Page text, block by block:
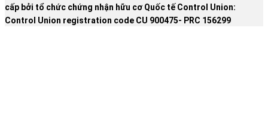
cấp bởi tổ chức chứng nhận hữu cơ Quốc tế Control Union:
Control Union registration code CU 900475- PRC 156299